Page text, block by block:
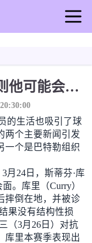
库里返回团队正在加速 否则他可能会在下一天回到场地！巴特勒迈阿密的纸牌游戏引起了人们的关注
的生活也吸引了球
两个主要新闻引发
一个是巴特勒组织
月24日，斯蒂芬·库
。库里（Curry）
摔倒在地，并被诊
果没有结构性损
（3月26日）对抗
库里本赛季表现出